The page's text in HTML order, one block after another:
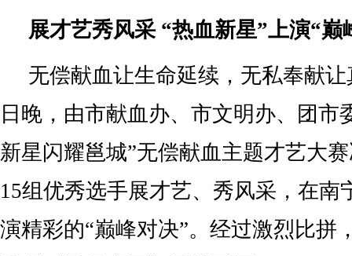
展才艺秀风采 “热血新星”上演“巅
无偿献血让生命延续，无私奉献
日晚，由市献血办、市文明办、团市
新星闪耀邕城”无偿献血主题才艺大
15组优秀选手展才艺、秀风采，在南
演精彩的“巅峰对决”。经过激烈比拼